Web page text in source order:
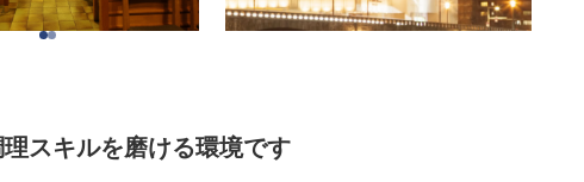
スキルを磨ける環境です